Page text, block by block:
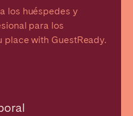
los huéspedes y
para los
place with GuestReady.